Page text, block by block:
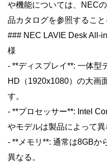
や機能については、NEC
品カタログを参照すること
### NEC LAVIE Desk All-
様
- **ディスプレイ**: 一体型
HD（1920x1080）の大画
す。
- **プロセッサー**: Intel
やモデルは製品によって異
- **メモリ**: 通常は8GBか
異なる。